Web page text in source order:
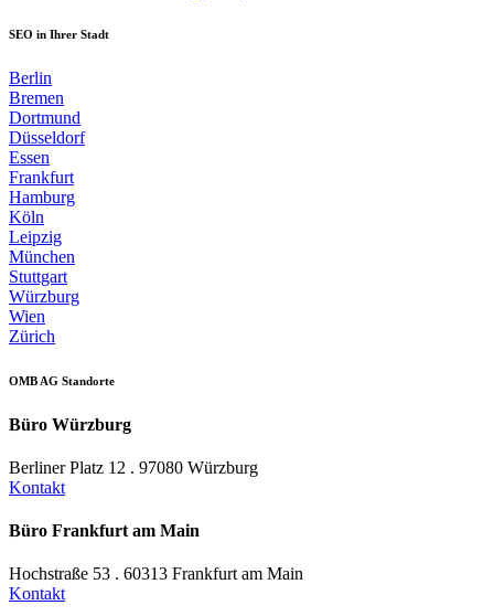
SEO in Ihrer Stadt
Berlin
Bremen
Dortmund
Düsseldorf
Essen
Frankfurt
Hamburg
Köln
Leipzig
München
Stuttgart
Würzburg
Wien
Zürich
OMB AG Standorte
Büro Würzburg
Berliner Platz 12 . 97080 Würzburg
Kontakt
Büro Frankfurt am Main
Hochstraße 53 . 60313 Frankfurt am Main
Kontakt